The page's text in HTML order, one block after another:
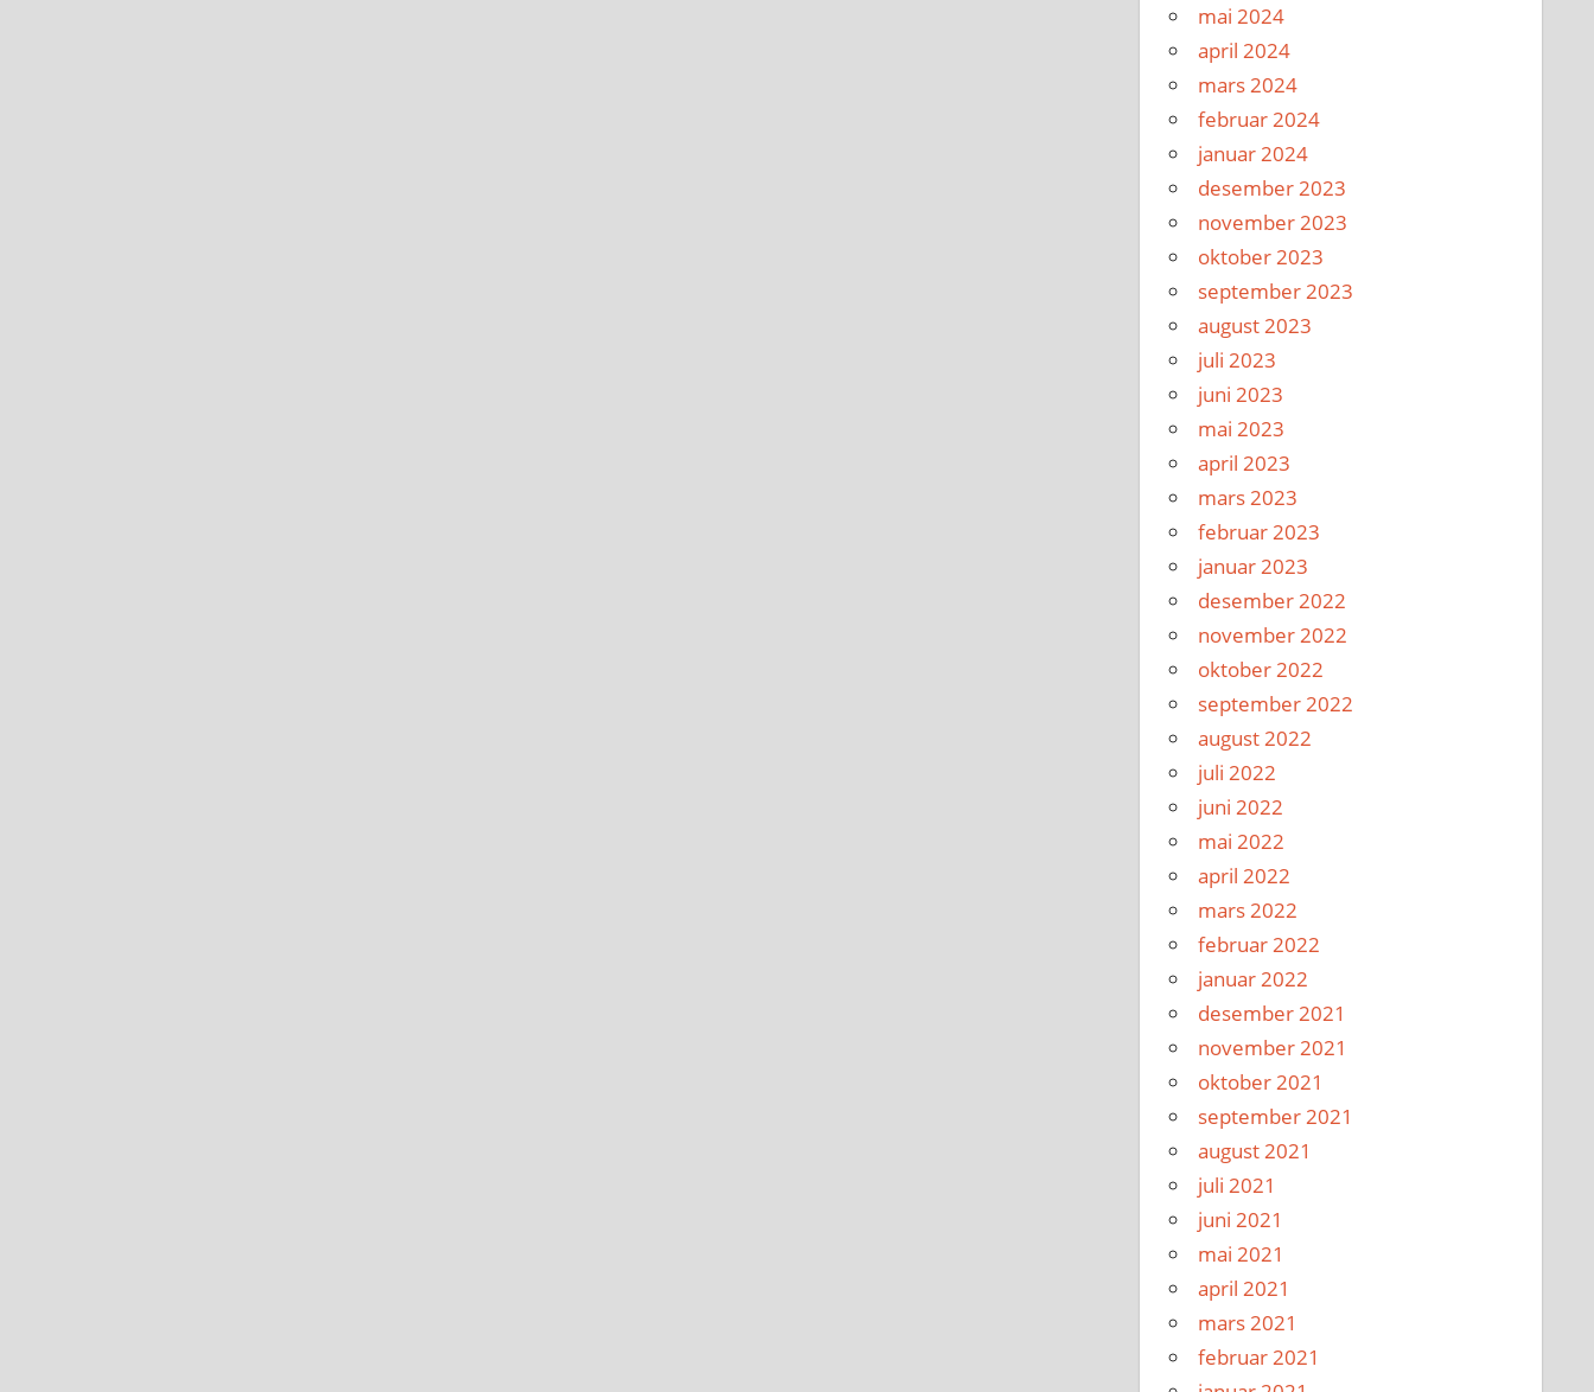
mai 2024
april 2024
mars 2024
februar 2024
januar 2024
desember 2023
november 2023
oktober 2023
september 2023
august 2023
juli 2023
juni 2023
mai 2023
april 2023
mars 2023
februar 2023
januar 2023
desember 2022
november 2022
oktober 2022
september 2022
august 2022
juli 2022
juni 2022
mai 2022
april 2022
mars 2022
februar 2022
januar 2022
desember 2021
november 2021
oktober 2021
september 2021
august 2021
juli 2021
juni 2021
mai 2021
april 2021
mars 2021
februar 2021